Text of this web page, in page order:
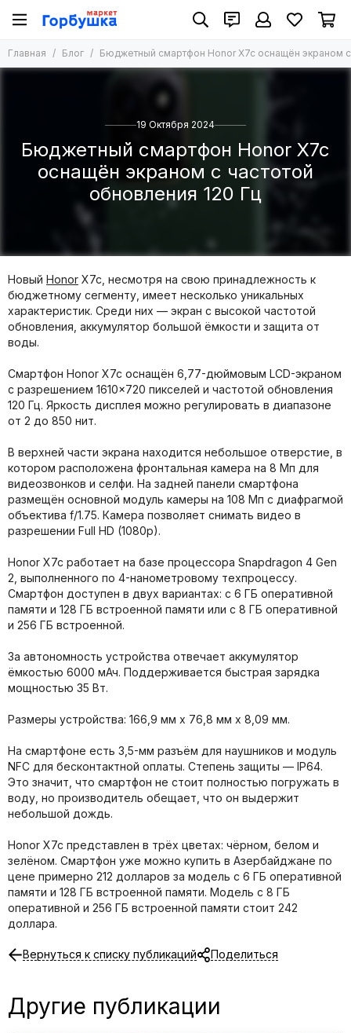
Главная Блог Бюджетный смартфон Honor X7c оснащён экраном с
19 Октября 2024
Бюджетный смартфон Honor X7c
оснащён экраном с частотой
обновления 120 Гц
Новый Honor X7c, несмотря на свою принадлежность к
бюджетному сегменту, имеет несколько уникальных
характеристик. Среди них — экран с высокой частотой
обновления, аккумулятор большой ёмкости и защита от
воды.
Смартфон Honor X7c оснащён 6,77-дюймовым LCD-экраном
с разрешением 1610×720 пикселей и частотой обновления
120 Гц. Яркость дисплея можно регулировать в диапазоне
от 2 до 850 нит.
В верхней части экрана находится небольшое отверстие, в
котором расположена фронтальная камера на 8 Мп для
видеозвонков и селфи. На задней панели смартфона
размещён основной модуль камеры на 108 Мп с диафрагмой
объектива f/1.75. Камера позволяет снимать видео в
разрешении Full HD (1080p).
Honor X7c работает на базе процессора Snapdragon 4 Gen
2, выполненного по 4-нанометровому техпроцессу.
Смартфон доступен в двух вариантах: с 6 ГБ оперативной
памяти и 128 ГБ встроенной памяти или с 8 ГБ оперативной
и 256 ГБ встроенной.
За автономность устройства отвечает аккумулятор
ёмкостью 6000 мАч. Поддерживается быстрая зарядка
мощностью 35 Вт.
Размеры устройства: 166,9 мм х 76,8 мм х 8,09 мм.
На смартфоне есть 3,5-мм разъём для наушников и модуль
NFC для бесконтактной оплаты. Степень защиты — IP64.
Это значит, что смартфон не стоит полностью погружать в
воду, но производитель обещает, что он выдержит
небольшой дождь.
Honor X7c представлен в трёх цветах: чёрном, белом и
зелёном. Смартфон уже можно купить в Азербайджане по
цене примерно 212 долларов за модель с 6 ГБ оперативной
памяти и 128 ГБ встроенной памяти. Модель с 8 ГБ
оперативной и 256 ГБ встроенной памяти стоит 242
доллара.
Вернуться к списку публикаций Поделиться
Другие публикации